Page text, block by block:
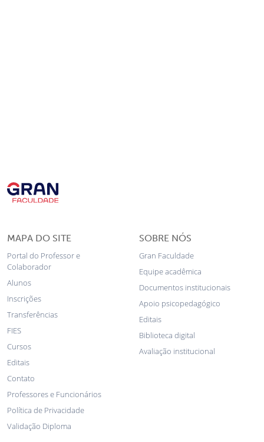
MAPA DO SITE
Portal do Professor e
Colaborador
Alunos
Inscrições
Transferências
FIES
Cursos
Editais
Contato
Professores e Funcionários
Política de Privacidade
Validação Diploma
SOBRE NÓS
Gran Faculdade
Equipe acadêmica
Documentos institucionais
Apoio psicopedagógico
Editais
Biblioteca digital
Avaliação institucional